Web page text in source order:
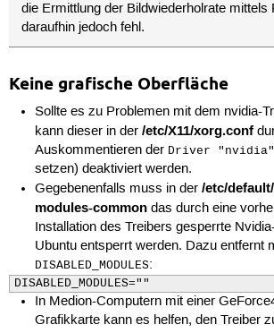
die Ermittlung der Bildwiederholrate mittels
daraufhin jedoch fehl.
Keine grafische Oberfläche
Sollte es zu Problemen mit dem nvidia-
kann dieser in der/etc/X11/xorg.conf
Auskommentieren der Driver
setzen) deaktiviert werden.
Gegebenenfalls muss in der/etc/
modules-common das durch eine
Installation des Treibers gesperrte
Ubuntu entsperrt werden. Dazu entfernt
DISABLED_MODULES:
DISABLED_MODULES=""
In Medion-Computern mit einer
Grafikkarte kann es helfen, den Treiber